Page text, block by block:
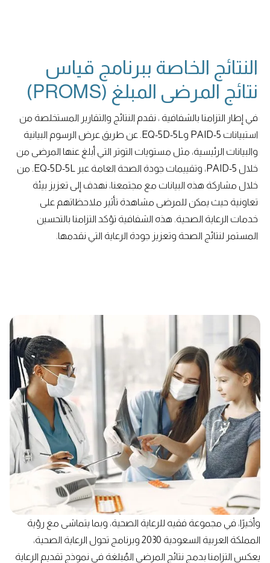
النتائج الخاصة ببرنامج قياس
نتائج المرضى المبلغ (PROMS)
في إطار التزامنا بالشفافية ، نقدم النتائج والتقارير المستخلصة من
استبيانات PAID-5 وEQ-5D-5L. عن طريق عرض الرسوم البيانية
والبيانات الرئيسية، مثل مستويات التوتر التي أبلغ عنها المرضى من
خلال PAID-5، وتقييمات جودة الصحة العامة عبر EQ-5D-5L. من
خلال مشاركة هذه البيانات مع مجتمعنا، نهدف إلى تعزيز بيئة
تعاونية حيث يمكن للمرضى مشاهدة تأثير ملاحظاتهم على
خدمات الرعاية الصحية. هذه الشفافية تؤكد التزامنا بالتحسين
المستمر لنتائج الصحة وتعزيز جودة الرعاية التي نقدمها.
وأخيرًا، في مجموعة فقيه للرعاية الصحية، وبما يتماشى مع رؤية
المملكة العربية السعودية 2030 وبرنامج تحول الرعاية الصحية،
يعكس التزامنا بدمج نتائج المرضى المُبلغة في نموذج تقديم الرعاية